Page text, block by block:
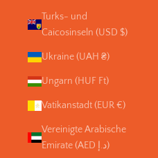
Turks- und
Caicosinseln (USD $)
Ukraine (UAH ₴)
Ungarn (HUF Ft)
Vatikanstadt (EUR €)
Vereinigte Arabische
Emirate (AED د.إ)